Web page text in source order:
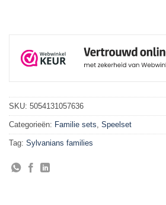
SKU: 5054131057636
Categorieën: Familie sets, Speelset
Tag: Sylvanians families